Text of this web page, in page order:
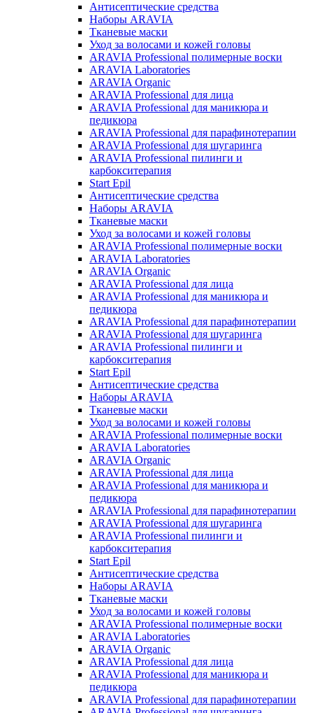
Антисептические средства
Наборы ARAVIA
Тканевые маски
Уход за волосами и кожей головы
ARAVIA Professional полимерные воски
ARAVIA Laboratories
ARAVIA Organic
ARAVIA Professional для лица
ARAVIA Professional для маникюра и
педикюра
ARAVIA Professional для парафинотерапии
ARAVIA Professional для шугаринга
ARAVIA Professional пилинги и
карбокситерапия
Start Epil
Антисептические средства
Наборы ARAVIA
Тканевые маски
Уход за волосами и кожей головы
ARAVIA Professional полимерные воски
ARAVIA Laboratories
ARAVIA Organic
ARAVIA Professional для лица
ARAVIA Professional для маникюра и
педикюра
ARAVIA Professional для парафинотерапии
ARAVIA Professional для шугаринга
ARAVIA Professional пилинги и
карбокситерапия
Start Epil
Антисептические средства
Наборы ARAVIA
Тканевые маски
Уход за волосами и кожей головы
ARAVIA Professional полимерные воски
ARAVIA Laboratories
ARAVIA Organic
ARAVIA Professional для лица
ARAVIA Professional для маникюра и
педикюра
ARAVIA Professional для парафинотерапии
ARAVIA Professional для шугаринга
ARAVIA Professional пилинги и
карбокситерапия
Start Epil
Антисептические средства
Наборы ARAVIA
Тканевые маски
Уход за волосами и кожей головы
ARAVIA Professional полимерные воски
ARAVIA Laboratories
ARAVIA Organic
ARAVIA Professional для лица
ARAVIA Professional для маникюра и
педикюра
ARAVIA Professional для парафинотерапии